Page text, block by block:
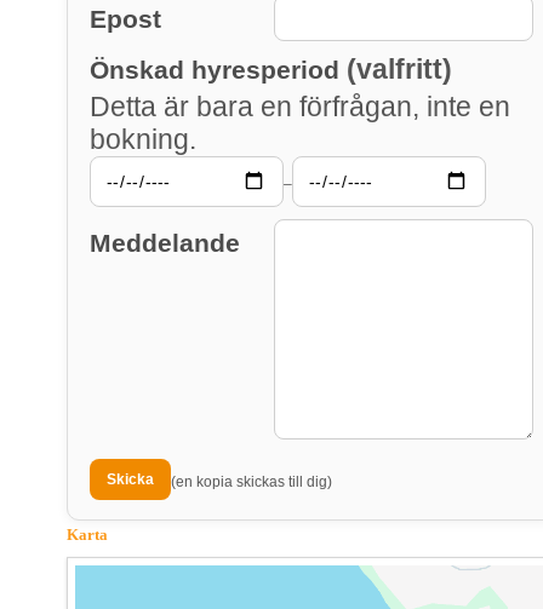
Epost
Önskad hyresperiod (valfritt)
Detta är bara en förfrågan, inte en
bokning.
–
Meddelande
(en kopia skickas till dig)
Karta